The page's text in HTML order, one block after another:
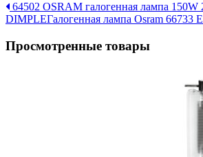
64502 OSRAM галогенная лампа
DIMPLEГалогенная лампа Osram 66733
Просмотренные товары